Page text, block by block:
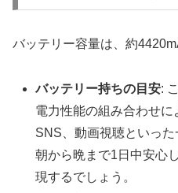
バッテリー容量は、約
バッテリー持ちの目安:
電力性能の組み合わせ
SNS、動画視聴といった
朝から晩まで1日中安心
現するでしょう。